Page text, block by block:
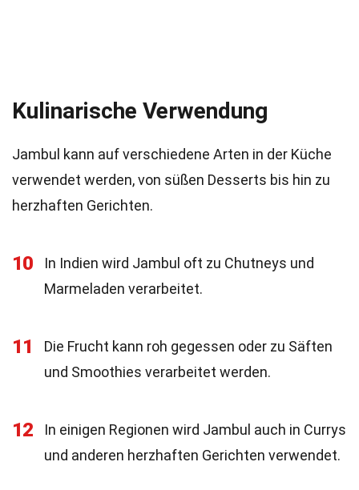
Kulinarische Verwendung
Jambul kann auf verschiedene Arten in der Küche
verwendet werden, von süßen Desserts bis hin zu
herzhaften Gerichten.
10
In Indien wird Jambul oft zu Chutneys und
Marmeladen verarbeitet.
11
Die Frucht kann roh gegessen oder zu Säften
und Smoothies verarbeitet werden.
12
In einigen Regionen wird Jambul auch in Currys
und anderen herzhaften Gerichten verwendet.